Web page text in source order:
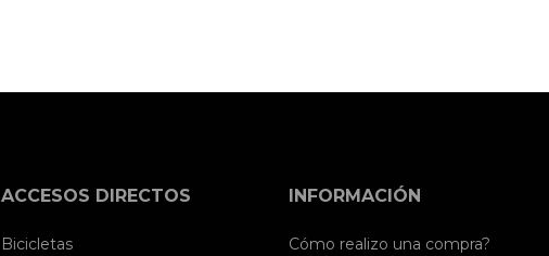
ACCESOS DIRECTOS
Bicicletas
INFORMACIÓN
Cómo realizo una compra?